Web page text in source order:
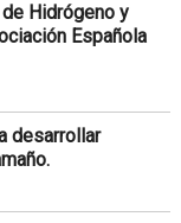
Hidrógeno y
Española
desarrollar